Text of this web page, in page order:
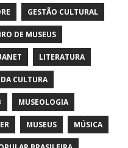
GESTÃO CULTURAL
DE MUSEUS
LITERATURA
CULTURA
MUSEOLOGIA
MUSEUS MÚSICA